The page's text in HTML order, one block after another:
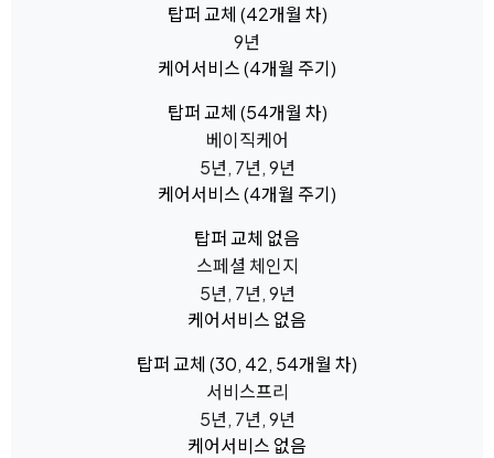
탑퍼 교체 (42개월 차)
9년
케어서비스(4개월 주기)
탑퍼 교체 (54개월 차)
베이직케어
5년, 7년, 9년
케어서비스(4개월 주기)
탑퍼 교체 없음
스페셜 체인지
5년, 7년, 9년
케어서비스 없음
탑퍼 교체 (30, 42, 54개월 차)
서비스프리
5년, 7년, 9년
케어서비스 없음